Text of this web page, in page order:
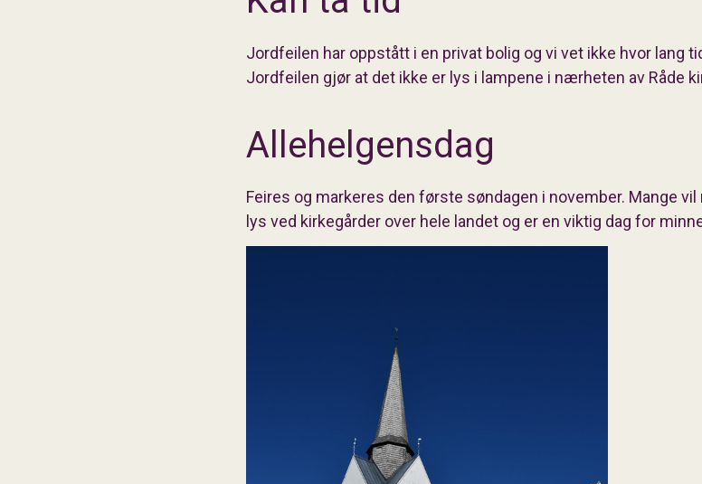
Jordfeilen har oppstått i en privat bolig og vi vet ikke hvor lang
Jordfeilen gjør at det ikke er lys i lampene i nærheten av Råde
Allehelgensdag
Feires og markeres den første søndagen i november. Mange
lys ved kirkegårder over hele landet og er en viktig dag for